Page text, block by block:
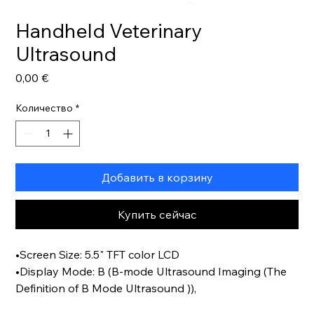
Handheld Veterinary
Ultrasound
0,00 €Цена
Количество *
Добавить в корзину
Купить сейчас
•Screen Size: 5.5" TFT color LCD
•Display Mode: B (B-mode Ultrasound Imaging (The
Definition of B Mode Ultrasound )),